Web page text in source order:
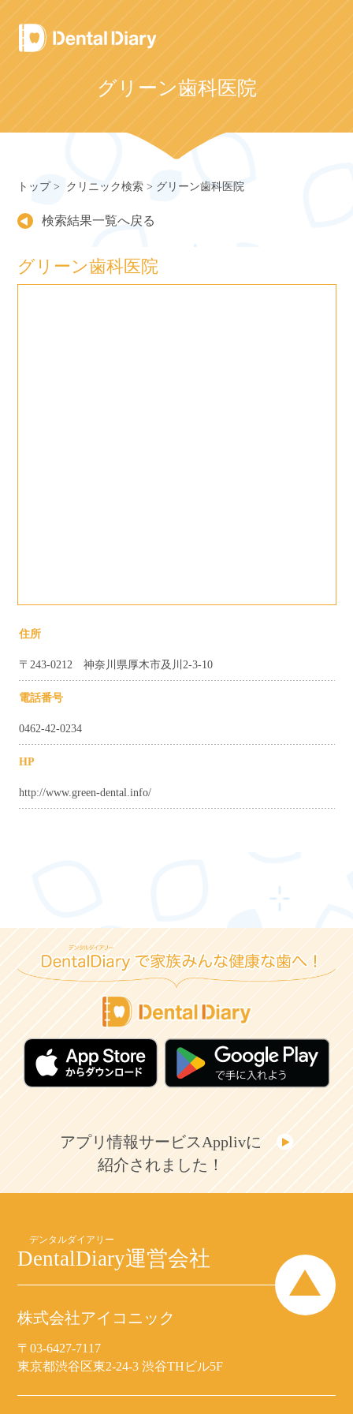
Skip
to
content
グリーン歯科医院
トップ クリニック検索 グリーン歯科医院
検索結果一覧へ戻る
グリーン歯科医院
住所
〒243-0212 神奈川県厚木市及川2-3-10
電話番号
0462-42-0234
HP
http://www.green-dental.info/
アプリ情報サービスApplivに
紹介されました！
DentalDiary運営会社
株式会社アイコニック
〒03-6427-7117
東京都渋谷区東2-24-3 渋谷THビル5F